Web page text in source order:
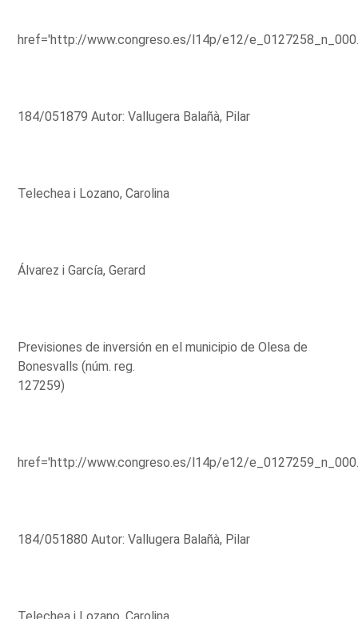
href='http://www.congreso.es/l14p/e12/
184/051879 Autor: Vallugera Balañà, Pilar
Telechea i Lozano, Carolina
Álvarez i García, Gerard
Previsiones de inversión en el municipio de Olesa de
Bonesvalls (núm. reg.
127259)
href='http://www.congreso.es/l14p/e12/
184/051880 Autor: Vallugera Balañà, Pilar
Telechea i Lozano, Carolina